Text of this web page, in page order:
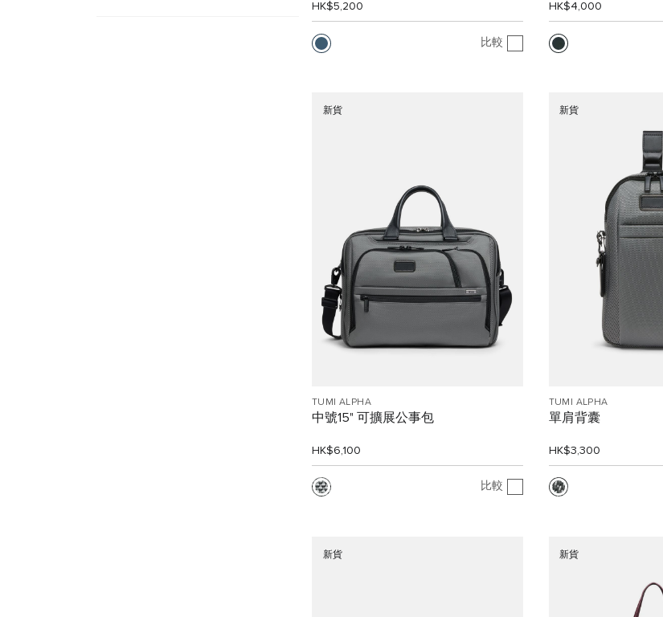
HK$5,200
比較
HK$4,000
新貨
TUMI ALPHA
中號15" 可擴展公事包
HK$6,100
比較
新貨
TUMI ALPHA
單肩背囊
HK$3,300
新貨 新貨